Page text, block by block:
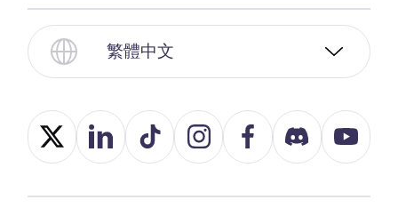
繁體中文